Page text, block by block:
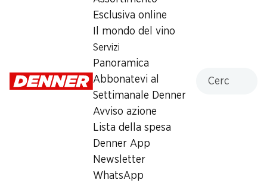
Esclusiva online
Il mondo del vino
Servizi
Panoramica
Abbonatevi al
Settimanale Denner
Avviso azione
Lista della spesa
Denner App
Newsletter
WhatsApp
1020988
Altri clienti hanno acquistato